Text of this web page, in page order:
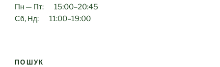
Пн — Пт: 15:00–20:45
Сб, Нд: 11:00–19:00
ПОШУК